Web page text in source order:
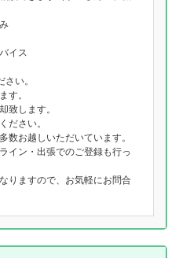
イス
い。
す。
致します。
ださい。
数お越しいただいています。
イン・出張でのご登録も行っ
りますので、お気軽にお問合